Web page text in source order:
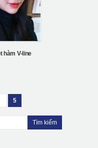
hàm V-line
5
Tìm kiếm